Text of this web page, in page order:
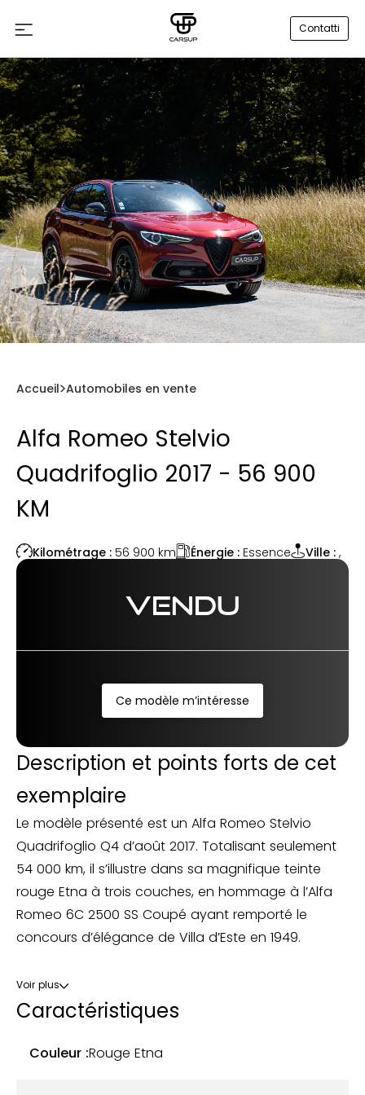
Contatti
Accueil Automobiles en vente
Alfa Romeo Stelvio
Quadrifoglio 2017 - 56 900
KM
Kilométrage : 56 900 km Énergie : Essence Ville : ,
VENDU
Ce modèle m’intéresse
Description et points forts de cet
exemplaire
Le modèle présenté est un Alfa Romeo Stelvio
Quadrifoglio Q4 d’août 2017. Totalisant seulement
54 000 km, il s’illustre dans sa magnifique teinte
rouge Etna à trois couches, en hommage à l’Alfa
Romeo 6C 2500 SS Coupé ayant remporté le
concours d’élégance de Villa d’Este en 1949.
Ses jantes alliage de 20 pouces Quadrifoglio Scuro
conjuguées à son pare-choc avant, son diffuseur
arrière et ses rétroviseurs en carbone accentuent
son caractère sportif. Son système audio ultra
Voir plus
Caractéristiques
Couleur :Rouge Etna